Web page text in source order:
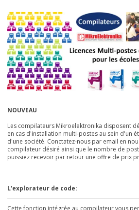
NOUVEAU
Les compilateurs Mikroelektronika disposent
en cas d'installation multi-postes au sein d'un
d'une société. Conctatez-nous par email en
compilateur désiré ainsi que le nombre de
puissiez recevoir par retour une offre de prix
L'explorateur de code: